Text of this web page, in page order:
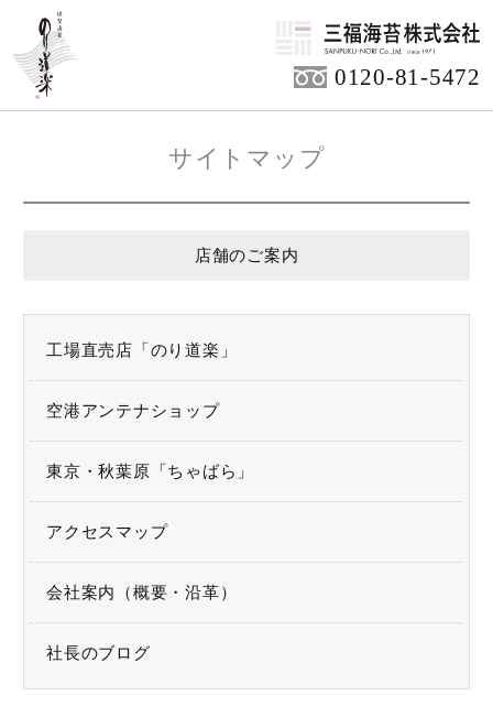
0120-81-5472
HOME
サイトマップ
店舗のご案内
工場直売店「のり道楽」
空港アンテナショップ
東京・秋葉原「ちゃばら」
アクセスマップ
会社案内（概要・沿革）
社長のブログ